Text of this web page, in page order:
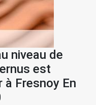
niveau de
est
à Fresnoy En